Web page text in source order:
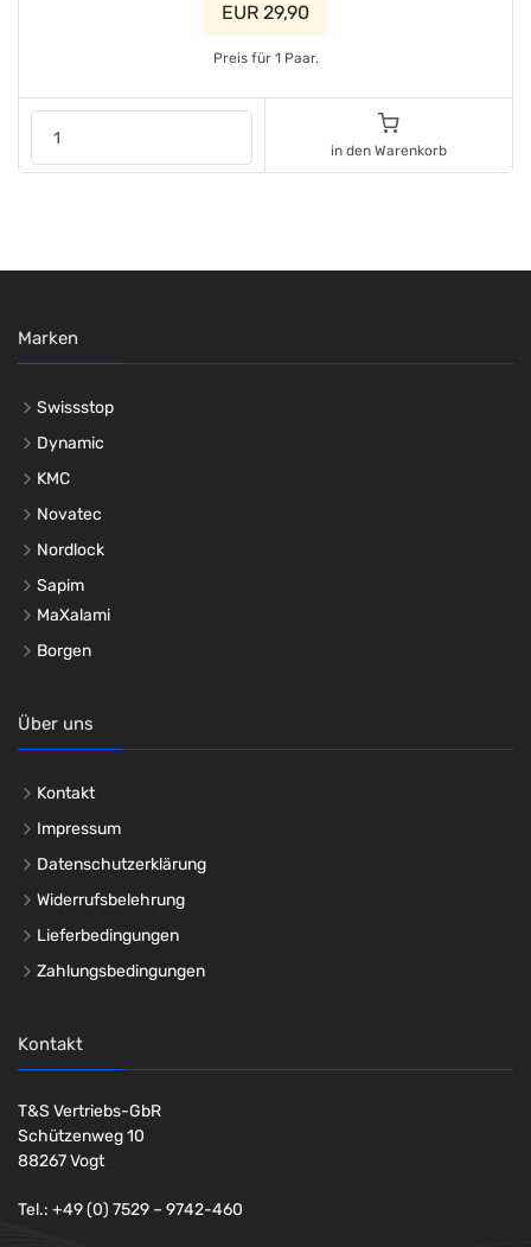
EUR 29,90
Preis für 1 Paar.
in den Warenkorb
Marken
Swissstop
Dynamic
KMC
Novatec
Nordlock
Sapim
MaXalami
Borgen
Über uns
Kontakt
Impressum
Datenschutzerklärung
Widerrufsbelehrung
Lieferbedingungen
Zahlungsbedingungen
Kontakt
T&S Vertriebs-GbR
Schützenweg 10
88267 Vogt
Tel.: +49 (0) 7529 – 9742-460